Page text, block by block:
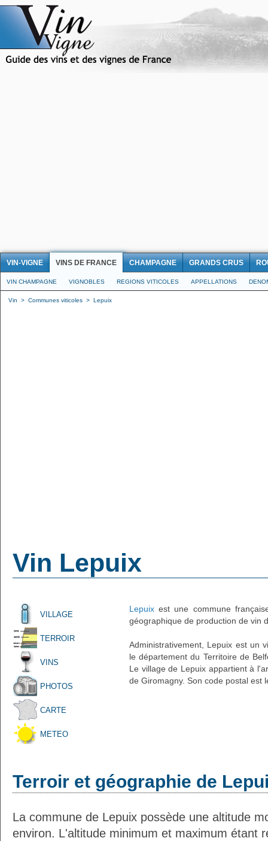
VIN-VIGNE VINS DE FRANCE CHAMPAGNE GRANDS CRUS
VIN CHAMPAGNE VIGNOBLES REGIONS VITICOLES APPELLATIONS
Vin > Communes viticoles > Lepuix
Vin Lepuix
VILLAGE
TERROIR
VINS
PHOTOS
CARTE
METEO
Lepuix est une commune
géographique de production de vin
Administrativement, Lepuix est un
le département du Territoire de
Le village de Lepuix appartient à
de Giromagny. Son code postal est
Terroir et géographie de
La commune de Lepuix possède une altitude
environ. L'altitude minimum et maximum étant